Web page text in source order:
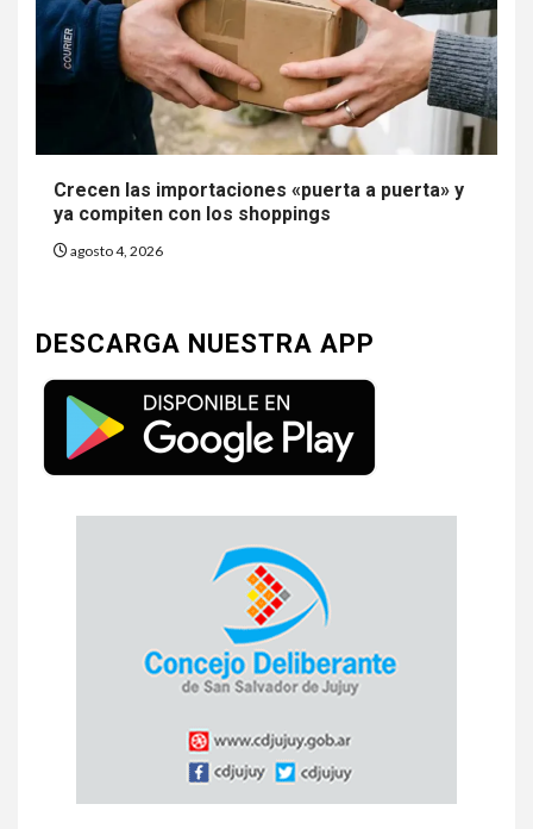
Crecen las importaciones «puerta a puerta» y
ya compiten con los shoppings
agosto 4, 2026
DESCARGA NUESTRA APP